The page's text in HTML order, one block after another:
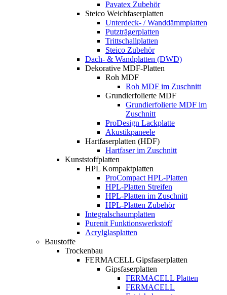
Pavatex Zubehör
Steico Weichfaserplatten
Unterdeck- / Wanddämmplatten
Putzträgerplatten
Trittschallplatten
Steico Zubehör
Dach- & Wandplatten (DWD)
Dekorative MDF-Platten
Roh MDF
Roh MDF im Zuschnitt
Grundierfolierte MDF
Grundierfolierte MDF im
Zuschnitt
ProDesign Lackplatte
Akustikpaneele
Hartfaserplatten (HDF)
Hartfaser im Zuschnitt
Kunststoffplatten
HPL Kompaktplatten
ProCompact HPL-Platten
HPL-Platten Streifen
HPL-Platten im Zuschnitt
HPL-Platten Zubehör
Integralschaumplatten
Purenit Funktionswerkstoff
Acrylglasplatten
Baustoffe
Trockenbau
FERMACELL Gipsfaserplatten
Gipsfaserplatten
FERMACELL Platten
FERMACELL